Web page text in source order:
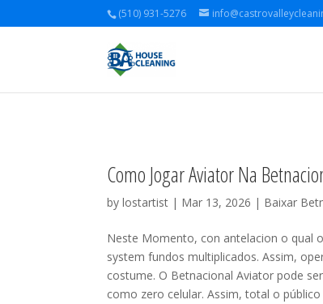
(510) 931-5276
Como Jogar Aviator Na
by lostartist | Mar 13, 2026 | Baixar
Neste Momento, con antelacion o qual
system fundos multiplicados. Assim,
costume. O Betnacional Aviator pode
como zero celular. Assim, total o